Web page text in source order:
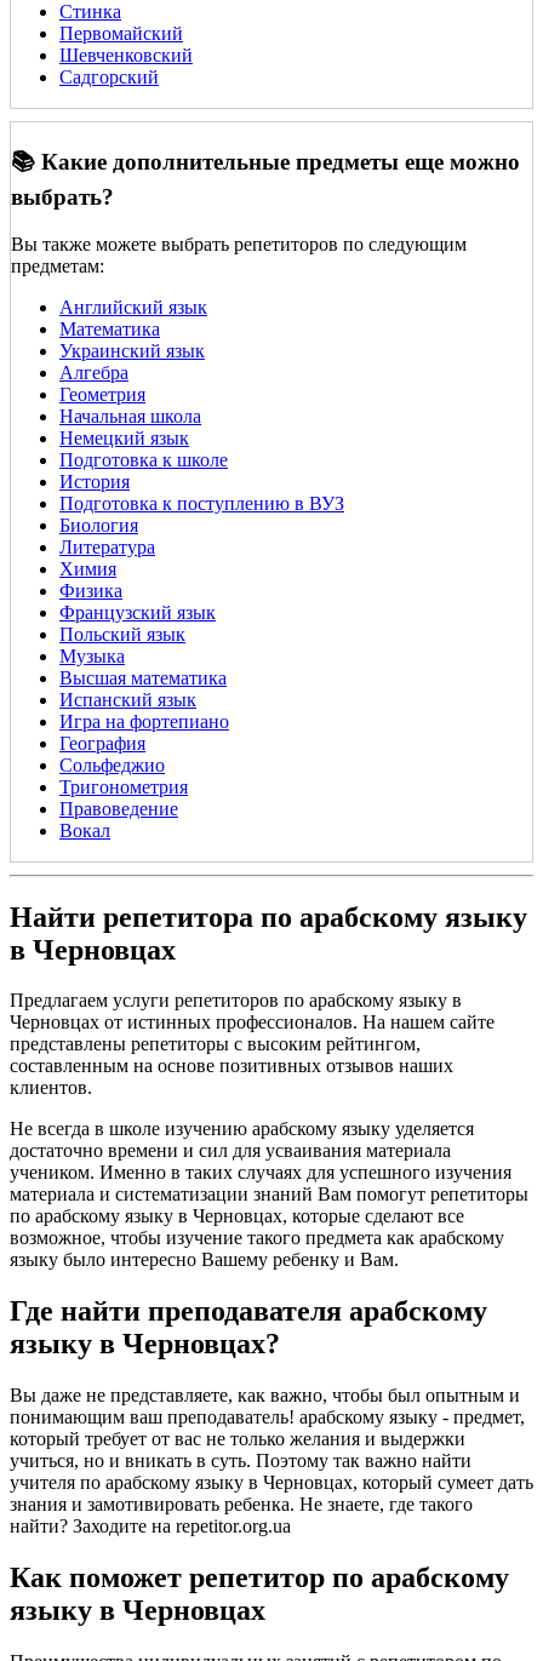
Стинка
Первомайский
Шевченковский
Садгорский
📚 Какие дополнительные предметы еще можно
выбрать?
Вы также можете выбрать репетиторов по следующим
предметам:
Английский язык
Математика
Украинский язык
Алгебра
Геометрия
Начальная школа
Немецкий язык
Подготовка к школе
История
Подготовка к поступлению в ВУЗ
Биология
Литература
Химия
Физика
Французский язык
Польский язык
Музыка
Высшая математика
Испанский язык
Игра на фортепиано
География
Сольфеджио
Тригонометрия
Правоведение
Вокал
Найти репетитора по арабскому языку
в Черновцах
Предлагаем услуги репетиторов по арабскому языку в
Черновцах от истинных профессионалов. На нашем сайте
представлены репетиторы с высоким рейтингом,
составленным на основе позитивных отзывов наших
клиентов.
Не всегда в школе изучению арабскому языку уделяется
достаточно времени и сил для усваивания материала
учеником. Именно в таких случаях для успешного изучения
материала и систематизации знаний Вам помогут репетиторы
по арабскому языку в Черновцах, которые сделают все
возможное, чтобы изучение такого предмета как арабскому
языку было интересно Вашему ребенку и Вам.
Где найти преподавателя арабскому
языку в Черновцах?
Вы даже не представляете, как важно, чтобы был опытным и
понимающим ваш преподаватель! арабскому языку - предмет,
который требует от вас не только желания и выдержки
учиться, но и вникать в суть. Поэтому так важно найти
учителя по арабскому языку в Черновцах, который сумеет дать
знания и замотивировать ребенка. Не знаете, где такого
найти? Заходите на repetitor.org.ua
Как поможет репетитор по арабскому
языку в Черновцах